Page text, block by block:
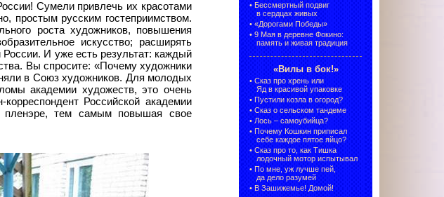
Сумели привлечь их красотами
простым русским гостеприимством.
роста художников, повышения
искусство; расширять
И уже есть результат: каждый
Вы спросите: «Почему художники
в Союз художников. Для молодых
академии художеств, это очень
Российской академии
пленэре, тем самым повышая свое
• Бессмертный подвиг
в сердцах живых
• «Дорогами Победы»
• 9 Мая в деревне Фокино:
память и живая традиция
«Вилы в бок!»
• Сказ про хрень или
Яд в красивой упаковке
• Пустили козла в огород?
• Сказ о сельском тандеме
• Лось – самоубийца?
• Почему Кошкин приписал
себе каждое пятое яйцо?
• Сказ про то, как Тишка
лодочный мотор испытывал
• По мне, уж лучше пей,
да дело разумей
• В Зашижемье! Домой!